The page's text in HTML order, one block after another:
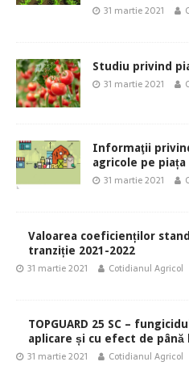
31 martie 2021
Studiu privind
31 martie 2021
Informaţii
agricole pe
31 martie 2021
Valoarea coeficienților
tranziție 2021-2022
31 martie 2021 Cotidianul Agricol
TOPGUARD 25 SC –
aplicare și cu efect de până
31 martie 2021 Cotidianul Agricol